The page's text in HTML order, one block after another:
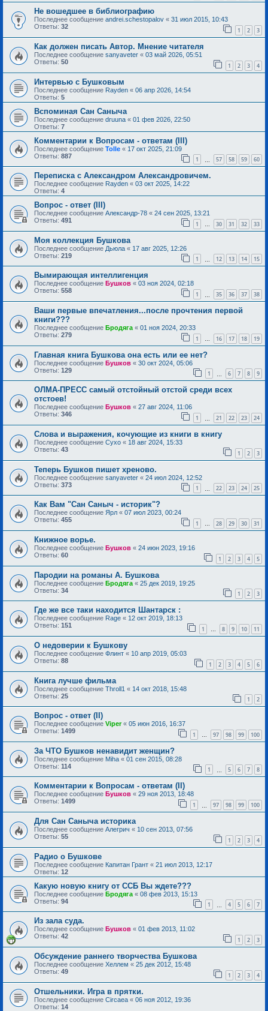
Не вошедшее в библиографию
Последнее сообщение andrei.schestopalov « 31 июл 2015, 10:43
Ответы: 32 1 2 3
Как должен писать Автор. Мнение читателя
Последнее сообщение sanyaveter « 03 май 2026, 05:51
Ответы: 50 1 2 3 4
Интервью с Бушковым
Последнее сообщение Rayden « 06 апр 2026, 14:54
Ответы: 5
Вспоминая Сан Саныча
Последнее сообщение druuna « 01 фев 2026, 22:50
Ответы: 7
Комментарии к Вопросам - ответам (III)
Последнее сообщение Tolle « 17 окт 2025, 21:09
Ответы: 887 1 57 58 59 60
Переписка с Александром Александровичем.
Последнее сообщение Rayden « 03 окт 2025, 14:22
Ответы: 4
Вопрос - ответ (III)
Последнее сообщение Александр-78 « 24 сен 2025, 13:21
Ответы: 491 1 … 30 31 32 33
Моя коллекция Бушкова
Последнее сообщение Дьюла « 17 авг 2025, 12:26
Ответы: 219 1 12 13 14 15
Вымирающая интеллигенция
Последнее сообщение Бушков « 03 ноя 2024, 02:18
Ответы: 558 1 35 36 37 38
Ваши первые впечатления...после прочтения первой
книги???
Последнее сообщение Бродяга « 01 ноя 2024, 20:33
Ответы: 279 1 … 16 17 18 19
Главная книга Бушкова она есть или ее нет?
Последнее сообщение Бушков « 30 окт 2024, 05:06
Ответы: 129 1 6 7 8 9
ОЛМА-ПРЕСС самый отстойный отстой среди всех
отстоев!
Последнее сообщение Бушков « 27 авг 2024, 11:06
Ответы: 346 1 21 22 23 24
Слова и выражения, кочующие из книги в книгу
Последнее сообщение Сухо « 18 авг 2024, 15:33
Ответы: 43 1 2 3
Теперь Бушков пишет хреново.
Последнее сообщение sanyaveter « 24 июл 2024, 12:52
Ответы: 373 1 22 23 24 25
Как Вам "Сан Саныч - историк"?
Последнее сообщение Ярл « 07 июл 2023, 00:24
Ответы: 455 1 … 28 29 30 31
Книжное ворье.
Последнее сообщение Бушков « 24 июн 2023, 19:16
Ответы: 60 1 2 3 4 5
Пародии на романы А. Бушкова
Последнее сообщение Бродяга « 25 дек 2019, 19:25
Ответы: 34 1 2 3
Где же все таки находится Шантарск :
Последнее сообщение Rage « 12 окт 2019, 18:13
Ответы: 151 1 … 8 9 10 11
О недоверии к Бушкову
Последнее сообщение Флинт « 10 апр 2019, 05:03
Ответы: 88 1 2 3 4 5 6
Книга лучше фильма
Последнее сообщение Throll1 « 14 окт 2018, 15:48
Ответы: 25 1 2
Вопрос - ответ (II)
Последнее сообщение Viper« 05 июн 2016, 16:37
Ответы: 1499 1 … 97 98 99 100
За ЧТО Бушков ненавидит женщин?
Последнее сообщение Miha « 01 сен 2015, 08:28
Ответы: 114 1 5 6 7 8
Комментарии к Вопросам - ответам (II)
Последнее сообщение Бушков « 29 ноя 2013, 18:48
Ответы: 1499 1 97 98 99 100
Для Сан Саныча историка
Последнее сообщение Алегрич « 10 сен 2013, 07:56
Ответы: 55 1 2 3 4
Радио о Бушкове
Последнее сообщение Капитан Грант « 21 июл 2013, 12:17
Ответы: 12
Какую новую книгу от ССБ Вы ждете???
Последнее сообщение Бродяга « 08 фев 2013, 15:13
Ответы: 94 1 4 5 6 7
Из зала суда.
Последнее сообщение Бушков « 01 фев 2013, 11:02
Ответы: 42 1 2 3
Обсуждение раннего творчества Бушкова
Последнее сообщение Хеллем « 25 дек 2012, 15:48
Ответы: 49 1 2 3 4
Отшельники. Игра в прятки.
Последнее сообщение Circaea « 06 ноя 2012, 19:36
Ответы: 14